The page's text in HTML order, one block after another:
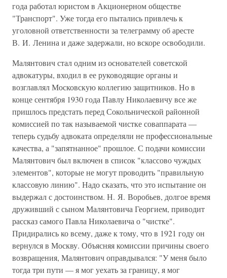
года работал юристом в Акционерном обществе
"Транспорт". Уже тогда его пытались привлечь к
уголовной ответственности за телеграмму об аресте
В. И. Ленина и даже задержали, но вскоре освободили.
Малянтович стал одним из основателей советской
адвокатуры, входил в ее руководящие органы и
возглавлял Московскую коллегию защитников. Но в
конце сентября 1930 года Павлу Николаевичу все же
пришлось предстать перед Сокольнической районной
комиссией по так называемой чистке соваппарата —
теперь судьбу адвоката определяли не профессиональные
качества, а "запятнанное" прошлое. С подачи комиссии
Малянтович был включен в список "классово чуждых
элементов", которые не могут проводить "правильную
классовую линию". Надо сказать, что это испытание он
выдержал с достоинством. Н. Я. Воробьев, долгое время
друживший с сыном Малянтовича Георгием, приводит
рассказ самого Павла Николаевича о "чистке".
Придирались ко всему, даже к тому, что в 1921 году он
вернулся в Москву. Объясняя комиссии причины своего
возвращения, Малянтович оправдывался: "У меня было
тогда три пути — я мог уехать за границу, я мог